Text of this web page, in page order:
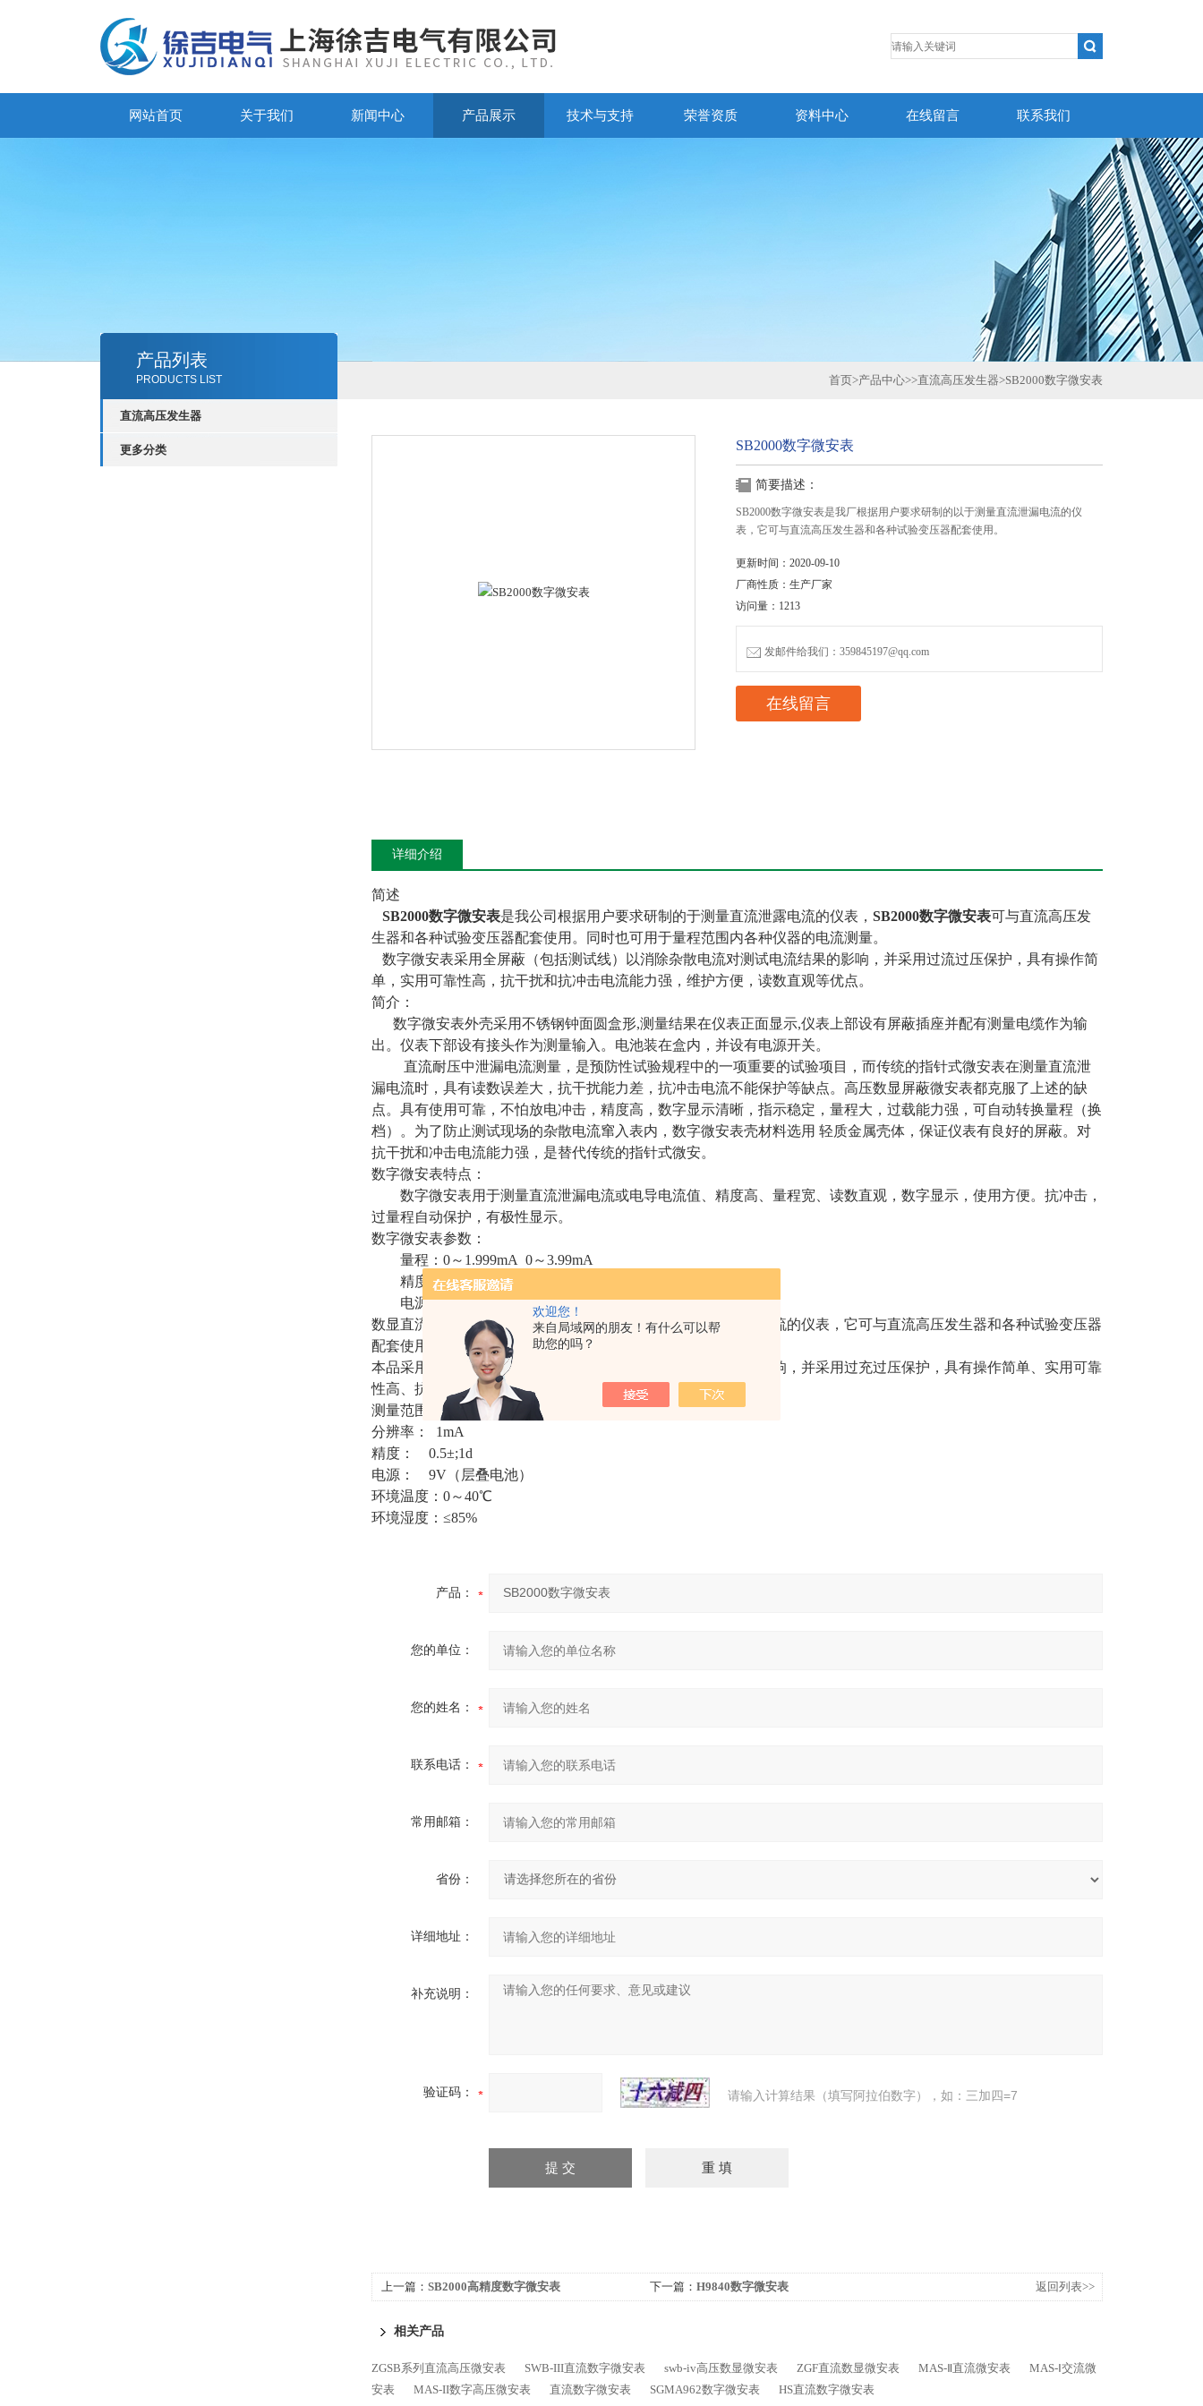
欢迎您！
来自局域网的朋友！有什么可以帮
助您的吗？
网站首页 关于我们 新闻中心 产品展示 技术与支持 荣誉资质 资料中心 在线留言 联系我们
产品列表
PRODUCTS LIST
直流高压发生器
更多分类
首页>产品中心>>直流高压发生器>SB2000数字微安表
SB2000数字微安表
简要描述：
SB2000数字微安表是我厂根据用户要求研制的以于测量直流泄漏电流的仪
表，它可与直流高压发生器和各种试验变压器配套使用。
更新时间：2020-09-10
厂商性质：生产厂家
访问量：1213
发邮件给我们：359845197@qq.com
在线留言
详细介绍
简述
SB2000数字微安表是我公司根据用户要求研制的于测量直流泄露电流的仪表， SB2000数字微安表可与直流高压发
生器和各种试验变压器配套使用。同时也可用于量程范围内各种仪器的电流测量。
数字微安表采用全屏蔽（包括测试线）以消除杂散电流对测试电流结果的影响，并采用过流过压保护，具有操作简
单，实用可靠性高，抗干扰和抗冲击电流能力强，维护方便，读数直观等优点。
简介：
数字微安表外壳采用不锈钢钟面圆盒形,测量结果在仪表正面显示,仪表上部设有屏蔽插座并配有测量电缆作为输
出。仪表下部设有接头作为测量输入。电池装在盒内，并设有电源开关。
直流耐压中泄漏电流测量，是预防性试验规程中的一项重要的试验项目，而传统的指针式微安表在测量直流泄
漏电流时，具有读数误差大，抗干扰能力差，抗冲击电流不能保护等缺点。高压数显屏蔽微安表都克服了上述的缺
点。具有使用可靠，不怕放电冲击，精度高，数字显示清晰，指示稳定，量程大，过载能力强，可自动转换量程（换
档）。为了防止测试现场的杂散电流窜入表内，数字微安表壳材料选用 轻质金属壳体，保证仪表有良好的屏蔽。对
抗干扰和冲击电流能力强，是替代传统的指针式微安。
数字微安表特点：
数字微安表用于测量直流泄漏电流或电导电流值、精度高、量程宽、读数直观，数字显示，使用方便。抗冲击，
过量程自动保护，有极性显示。
数字微安表参数：
量程：0～1.999mA 0～3.99mA
精度：1.0%,数字显示
电源：DC9V（叠加电池一节）
数显直流微安表是我厂根据用户要求研制的以于测量直流泄漏电流的仪表，它可与直流高压发生器和各种试验变压器
配套使用。
本品采用全屏蔽（包括测试线）以消除杂散电流对测试结果的影响，并采用过充过压保护，具有操作简单、实用可靠
性高、抗干扰和冲击电流能力强、维护方便、读数直观等优点
测量范围：0～1999mA
分辨率： 1mA
精度： 0.5±;1d
电源： 9V（层叠电池）
环境温度：0～40℃
环境湿度：≤85%
产品：
您的单位：
您的姓名：
联系电话：
常用邮箱：
省份：
详细地址：
补充说明：
验证码： 请输入计算结果（填写阿拉伯数字），如：三加四=7
上一篇： SB2000高精度数字微安表 下一篇： H9840数字微安表 返回列表>>
相关产品
ZGSB系列直流高压微安表 SWB-III直流数字微安表 swb-iv高压数显微安表 ZGF直流数显微安表 MAS-Ⅱ直流微安表
MAS-Ⅰ交流微
安表
MAS-II数字高压微安表 直流数字微安表 SGMA962数字微安表 HS直流数字微安表